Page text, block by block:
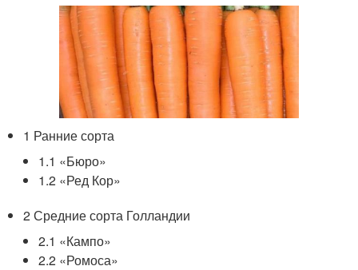
1 Ранние сорта
1.1 «Бюро»
1.2 «Ред Кор»
2 Средние сорта Голландии
2.1 «Кампо»
2.2 «Ромоса»